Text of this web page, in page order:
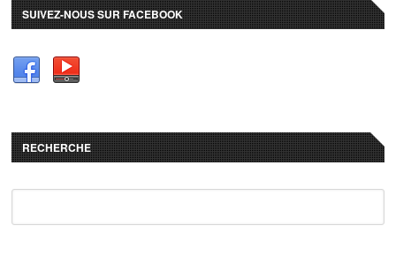
SUIVEZ-NOUS SUR FACEBOOK
RECHERCHE